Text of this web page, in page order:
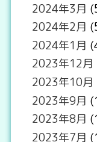
2024年3月
2024年2月
2024年1月
2023年12月
2023年10月
2023年9月
2023年8月
2023年7月